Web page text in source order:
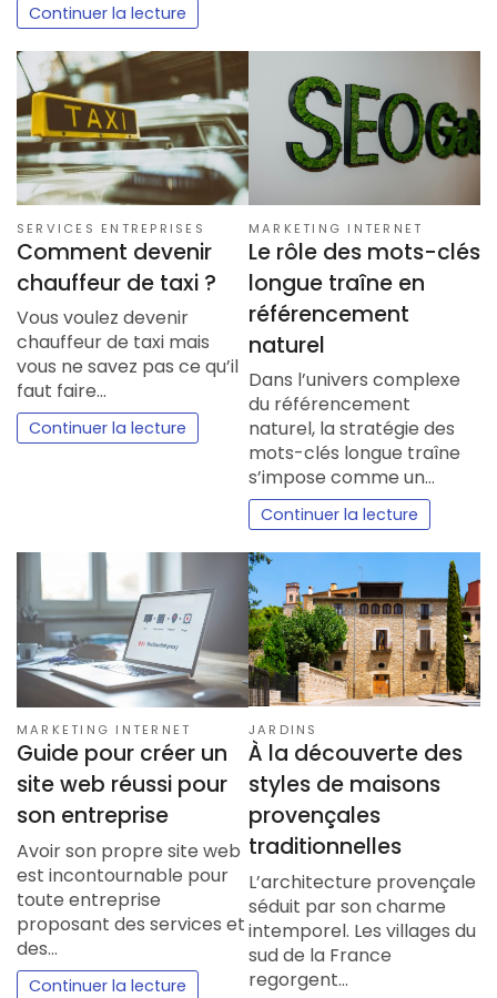
Continuer la lecture
SERVICES ENTREPRISES
Comment devenir
chauffeur de taxi ?
Vous voulez devenir
chauffeur de taxi mais
vous ne savez pas ce qu’il
faut faire…
Continuer la lecture
MARKETING INTERNET
Le rôle des mots-clés
longue traîne en
référencement
naturel
Dans l’univers complexe
du référencement
naturel, la stratégie des
mots-clés longue traîne
s’impose comme un…
Continuer la lecture
MARKETING INTERNET
Guide pour créer un
site web réussi pour
son entreprise
Avoir son propre site web
est incontournable pour
toute entreprise
proposant des services et
des…
Continuer la lecture
JARDINS
À la découverte des
styles de maisons
provençales
traditionnelles
L’architecture provençale
séduit par son charme
intemporel. Les villages du
sud de la France
regorgent…